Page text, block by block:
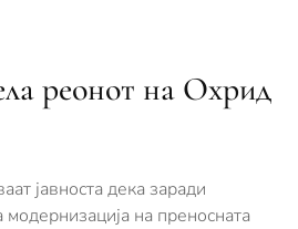
реонот на Охрид
јавноста дека заради
на преносната